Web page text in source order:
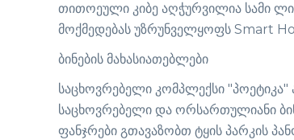
თითოეული კიბე აღჭურვილია სამი
მოქმედებას უზრუნველყოფს Smart
ბინების მახასიათებლები
საცხოვრებელი კომპლექსი
საცხოვრებელი და ორსართულიანი
ფანჯრები გთავაზობთ ტყის პარკის